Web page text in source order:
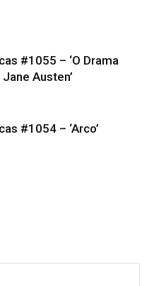
#1055 – ‘O Drama
Austen’
#1054 – ‘Arco’